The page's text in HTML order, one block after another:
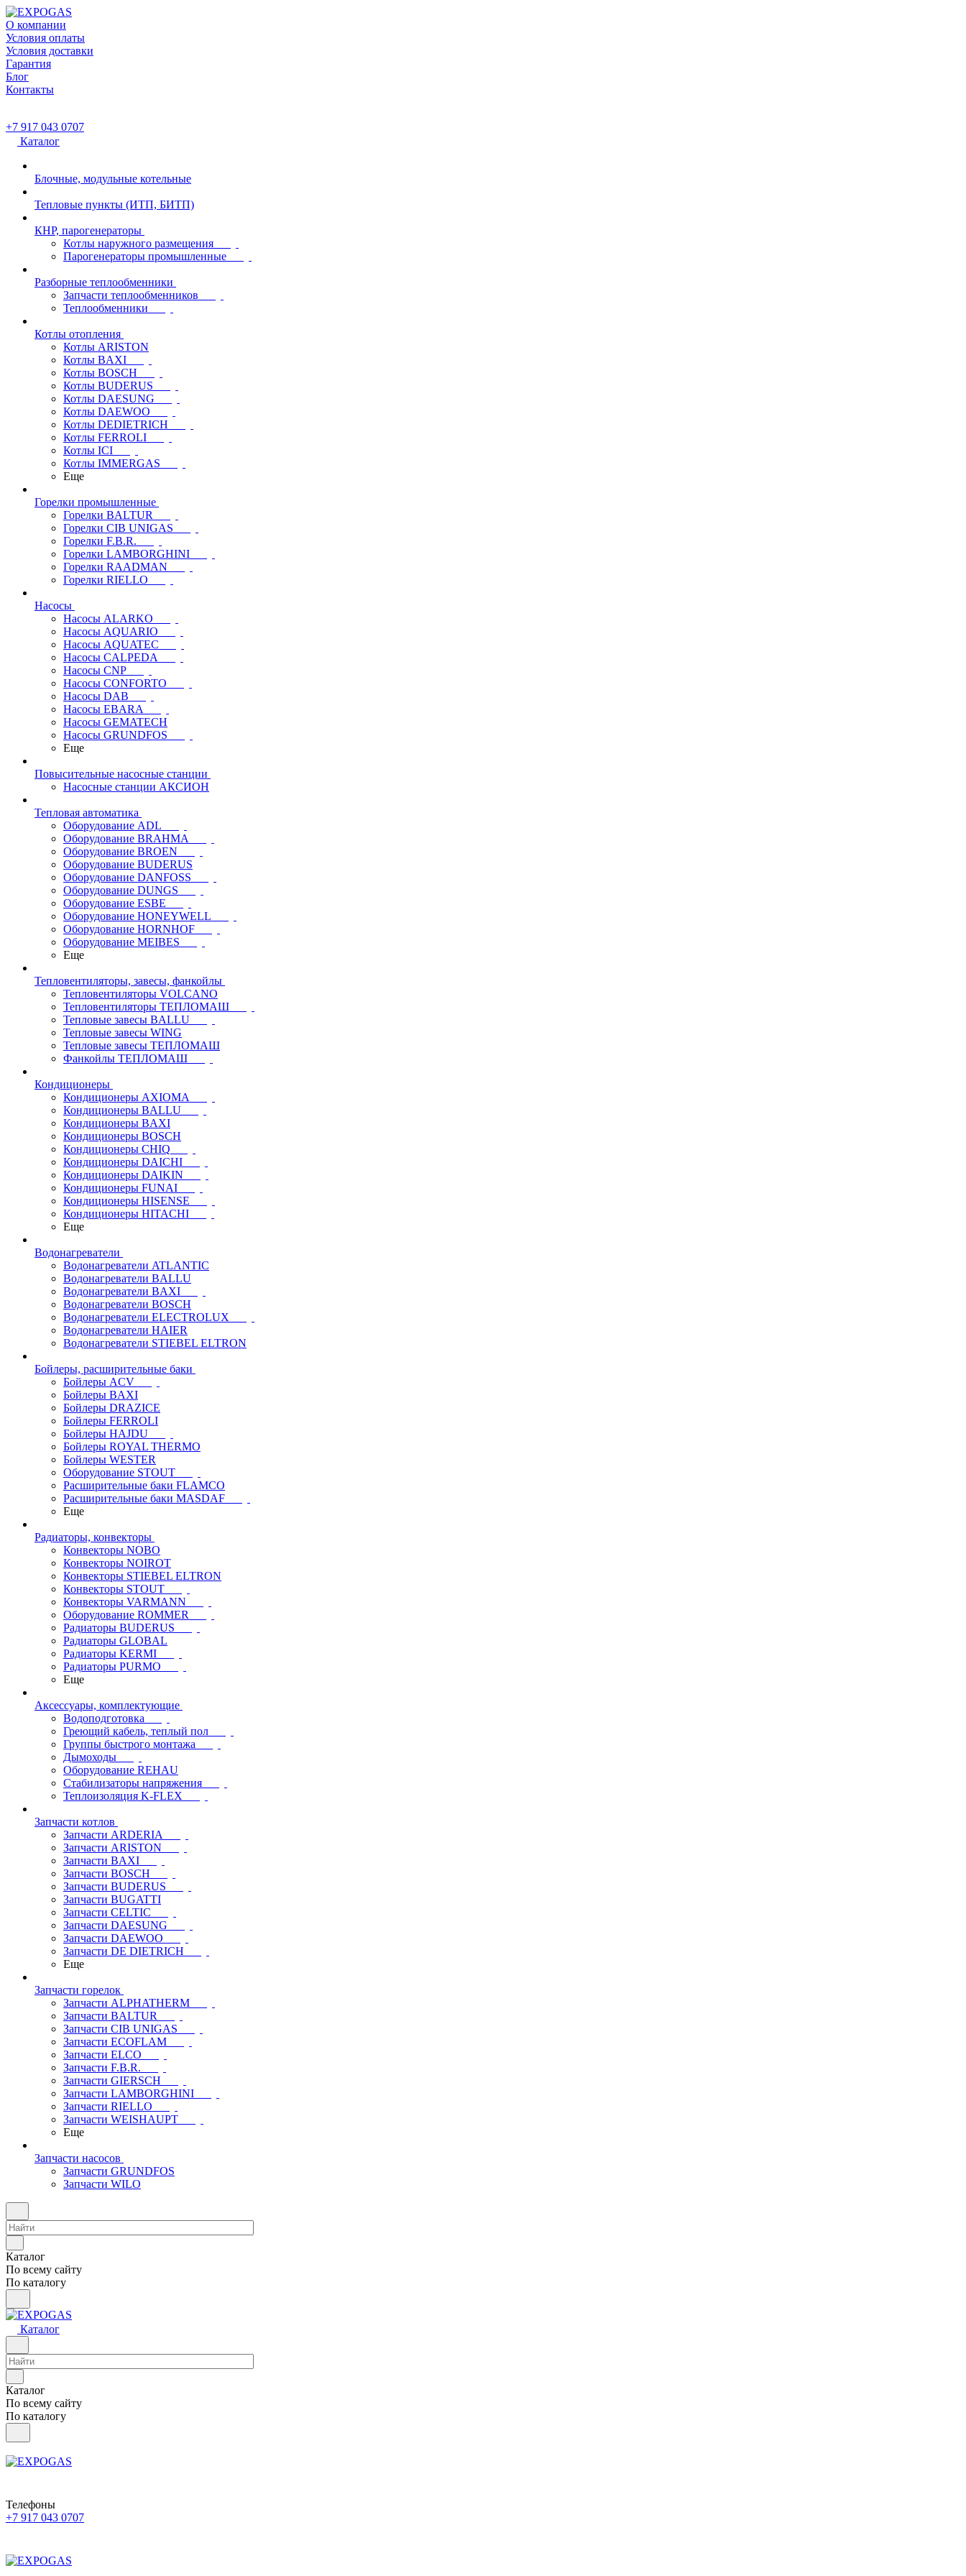
О компании
Условия оплаты
Условия доставки
Гарантия
Блог
Контакты
+7 917 043 0707
Каталог
Блочные, модульные котельные
Тепловые пункты (ИТП, БИТП)
КНР, парогенераторы
Котлы наружного размещения
Парогенераторы промышленные
Разборные теплообменники
Запчасти теплообменников
Теплообменники
Котлы отопления
Котлы ARISTON
Котлы BAXI
Котлы BOSCH
Котлы BUDERUS
Котлы DAESUNG
Котлы DAEWOO
Котлы DEDIETRICH
Котлы FERROLI
Котлы ICI
Котлы IMMERGAS
Еще
Горелки промышленные
Горелки BALTUR
Горелки CIB UNIGAS
Горелки F.B.R.
Горелки LAMBORGHINI
Горелки RAADMAN
Горелки RIELLO
Насосы
Насосы ALARKO
Насосы AQUARIO
Насосы AQUATEC
Насосы CALPEDA
Насосы CNP
Насосы CONFORTO
Насосы DAB
Насосы EBARA
Насосы GEMATECH
Насосы GRUNDFOS
Еще
Повысительные насосные станции
Насосные станции АКСИОН
Тепловая автоматика
Оборудование ADL
Оборудование BRAHMA
Оборудование BROEN
Оборудование BUDERUS
Оборудование DANFOSS
Оборудование DUNGS
Оборудование ESBE
Оборудование HONEYWELL
Оборудование HORNHOF
Оборудование MEIBES
Еще
Тепловентиляторы, завесы, фанкойлы
Тепловентиляторы VOLCANO
Тепловентиляторы ТЕПЛОМАШ
Тепловые завесы BALLU
Тепловые завесы WING
Тепловые завесы ТЕПЛОМАШ
Фанкойлы ТЕПЛОМАШ
Кондиционеры
Кондиционеры AXIOMA
Кондиционеры BALLU
Кондиционеры BAXI
Кондиционеры BOSCH
Кондиционеры CHIQ
Кондиционеры DAICHI
Кондиционеры DAIKIN
Кондиционеры FUNAI
Кондиционеры HISENSE
Кондиционеры HITACHI
Еще
Водонагреватели
Водонагреватели ATLANTIC
Водонагреватели BALLU
Водонагреватели BAXI
Водонагреватели BOSCH
Водонагреватели ELECTROLUX
Водонагреватели HAIER
Водонагреватели STIEBEL ELTRON
Бойлеры, расширительные баки
Бойлеры ACV
Бойлеры BAXI
Бойлеры DRAZICE
Бойлеры FERROLI
Бойлеры HAJDU
Бойлеры ROYAL THERMO
Бойлеры WESTER
Оборудование STOUT
Расширительные баки FLAMCO
Расширительные баки MASDAF
Еще
Радиаторы, конвекторы
Конвекторы NOBO
Конвекторы NOIROT
Конвекторы STIEBEL ELTRON
Конвекторы STOUT
Конвекторы VARMANN
Оборудование ROMMER
Радиаторы BUDERUS
Радиаторы GLOBAL
Радиаторы KERMI
Радиаторы PURMO
Еще
Аксессуары, комплектующие
Водоподготовка
Греющий кабель, теплый пол
Группы быстрого монтажа
Дымоходы
Оборудование REHAU
Стабилизаторы напряжения
Теплоизоляция K-FLEX
Запчасти котлов
Запчасти ARDERIA
Запчасти ARISTON
Запчасти BAXI
Запчасти BOSCH
Запчасти BUDERUS
Запчасти BUGATTI
Запчасти CELTIC
Запчасти DAESUNG
Запчасти DAEWOO
Запчасти DE DIETRICH
Еще
Запчасти горелок
Запчасти ALPHATHERM
Запчасти BALTUR
Запчасти CIB UNIGAS
Запчасти ECOFLAM
Запчасти ELCO
Запчасти F.B.R.
Запчасти GIERSCH
Запчасти LAMBORGHINI
Запчасти RIELLO
Запчасти WEISHAUPT
Еще
Запчасти насосов
Запчасти GRUNDFOS
Запчасти WILO
Каталог
По всему сайту
По каталогу
Каталог
Каталог
По всему сайту
По каталогу
Телефоны
+7 917 043 0707